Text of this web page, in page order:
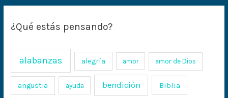
¿Qué estás pensando?
alabanzas alegría amor amor de Dios
angustia ayuda bendición Biblia